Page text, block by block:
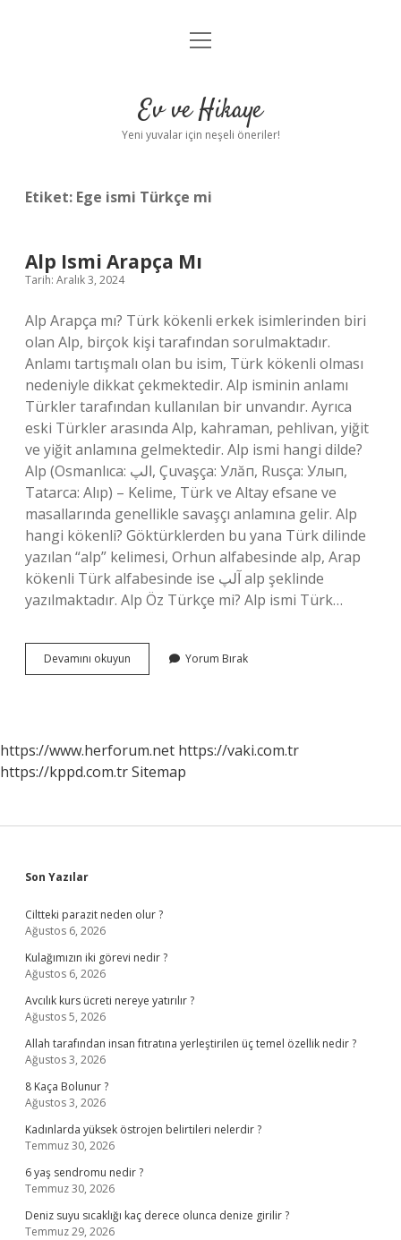
Anasayfa
Yasal Uyarı
menüyü
Ev ve Hikaye
Yeni yuvalar için neşeli öneriler!
Etiket: Ege ismi Türkçe mi
Alp Ismi Arapça Mı
Tarih: Aralık 3, 2024
Alp Arapça mı? Türk kökenli erkek isimlerinden biri
olan Alp, birçok kişi tarafından sorulmaktadır.
Anlamı tartışmalı olan bu isim, Türk kökenli olması
nedeniyle dikkat çekmektedir. Alp isminin anlamı
Türkler tarafından kullanılan bir unvandır. Ayrıca
eski Türkler arasında Alp, kahraman, pehlivan, yiğit
ve yiğit anlamına gelmektedir. Alp ismi hangi dilde?
Alp (Osmanlıca: الپ, Çuvaşça: Улăп, Rusça: Улып,
Tatarca: Alıp) – Kelime, Türk ve Altay efsane ve
masallarında genellikle savaşçı anlamına gelir. Alp
hangi kökenli? Göktürklerden bu yana Türk dilinde
yazılan “alp” kelimesi, Orhun alfabesinde alp, Arap
kökenli Türk alfabesinde ise آلپ alp şeklinde
yazılmaktadır. Alp Öz Türkçe mi? Alp ismi Türk…
Devamını okuyun
Ismi
Yorum Bırak
https://www.herforum.net https://vaki.com.tr
https://kppd.com.trSitemap
Sidebar
Son Yazılar
Ciltteki parazit neden olur ?
Ağustos 6, 2026
Kulağımızın iki görevi nedir ?
Ağustos 6, 2026
Avcılık kurs ücreti nereye yatırılır ?
Ağustos 5, 2026
Allah tarafından insan fıtratına yerleştirilen üç temel özellik nedir ?
Ağustos 3, 2026
8 Kaça Bolunur ?
Ağustos 3, 2026
Kadınlarda yüksek östrojen belirtileri nelerdir ?
Temmuz 30, 2026
6 yaş sendromu nedir ?
Temmuz 30, 2026
Deniz suyu sıcaklığı kaç derece olunca denize girilir ?
Temmuz 29, 2026